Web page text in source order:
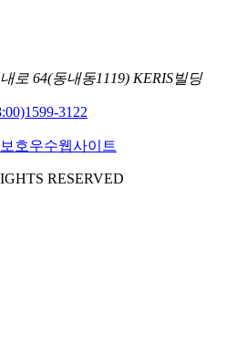
로 64(동내동1119) KERIS빌딩
1599-3122
RESERVED